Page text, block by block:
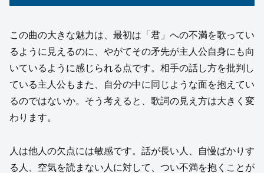
この曲の大きな魅力は、最初は「君」への不満を歌ってい
るように見えるのに、やがてその矛先が主人公自身にも向
いているように感じられる点です。相手の話し方を批判し
ている主人公もまた、自分の中に同じような面を抱えてい
るのではないか。そう考えると、歌詞の見え方は大きく変
わります。
人は他人の欠点には敏感です。話が長い人、自慢ばかりす
る人、空気を読まない人に対して、つい不満を抱くことが